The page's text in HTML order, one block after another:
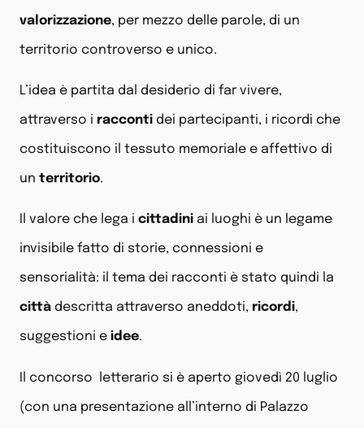
valorizzazione, per mezzo delle parole, di un
territorio controverso e unico.
L’idea è partita dal desiderio di far vivere,
attraverso i racconti dei partecipanti, i ricordi che
costituiscono il tessuto memoriale e affettivo di
un territorio.
Il valore che lega i cittadini ai luoghi è un legame
invisibile fatto di storie, connessioni e
sensorialità: il tema dei racconti è stato quindi la
città descritta attraverso aneddoti, ricordi,
suggestioni e idee.
Il concorso letterario si è aperto giovedì 20 luglio
(con una presentazione all’interno di Palazzo